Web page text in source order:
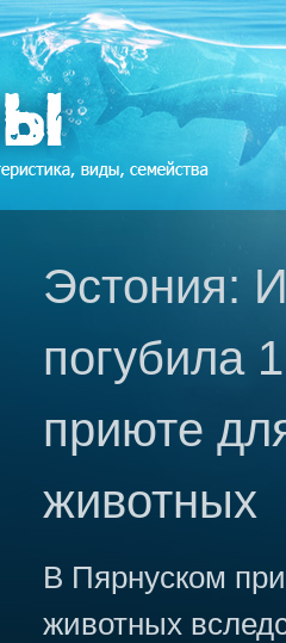
Эстония:
погубила
приюте
животных
В Пярнуском
животных